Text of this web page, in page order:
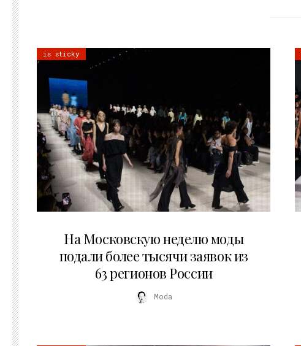
is sticky
На Московскую неделю моды
подали более тысячи заявок из
63 регионов России
Moda